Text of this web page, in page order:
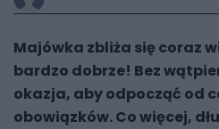
Majówka zbliża się coraz
bardzo dobrze! Bez
okazja, aby odpocząć od
obowiązków. Co więcej,